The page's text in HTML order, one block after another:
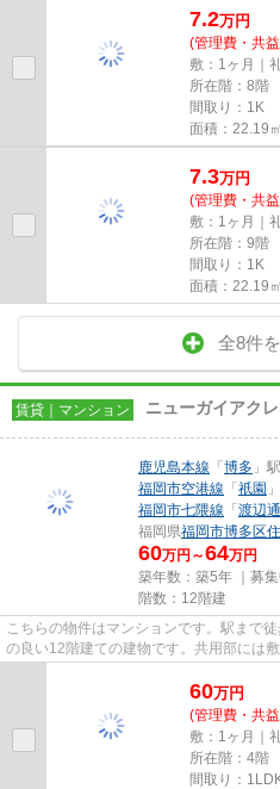
7.2万円
(管理費・共
敷：1ヶ月｜
所在階：8階
間取り：1K
面積：22.19㎡
7.3万円
(管理費・共
敷：1ヶ月｜
所在階：9階
間取り：1K
面積：22.19㎡
全8件
賃貸｜マンション ニューガイアク
鹿児島本線 「博多 」
福岡市空港線 「祇園
福岡市七隈線 「渡辺通
福岡県福岡市博多区
60万円～64万円
築年数：築5年 ｜募集
階数：12階建
こちらの物件はマンションです。駅まで
の良い12階建ての建物です。共用部には
っております。内装もきれい...
60万円
(管理費・共
敷：1ヶ月｜
所在階：4階
間取り：